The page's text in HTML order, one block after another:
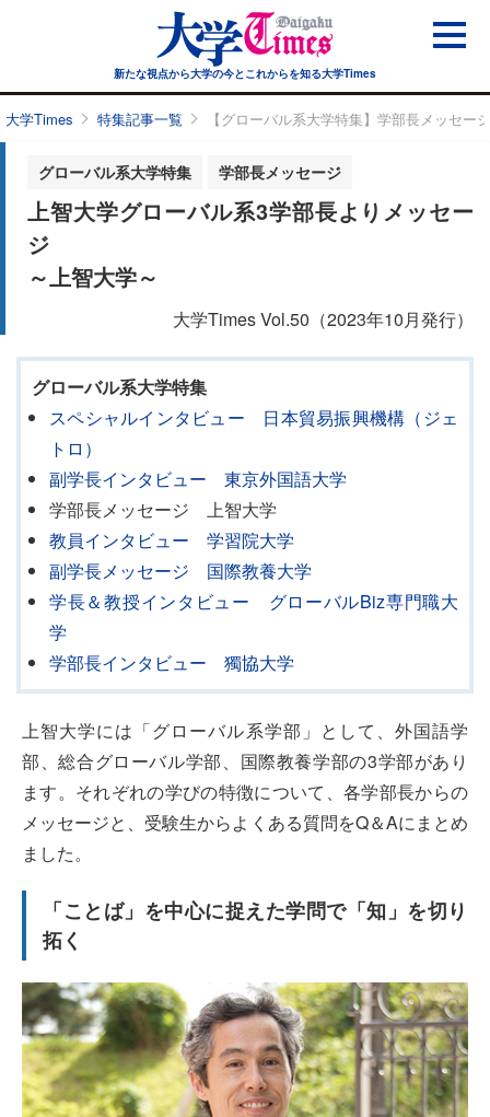
新たな視点から大学の今とこれからを知る大学Times
大学Times 特集記事一覧 【グローバル系大学特集】学部長メッセ
グローバル系大学特集 学部長メッセージ
上智大学グローバル系3学部長よりメッセー
ジ
～上智大学～
大学Times Vol.50（2023年10月発行）
グローバル系大学特集
スペシャルインタビュー 日本貿易振興機構（ジェ
トロ）
副学長インタビュー 東京外国語大学
学部長メッセージ 上智大学
教員インタビュー 学習院大学
副学長メッセージ 国際教養大学
学長＆教授インタビュー グローバルBiz専門職大
学
学部長インタビュー 獨協大学
上智大学には「グローバル系学部」として、外国語学
部、総合グローバル学部、国際教養学部の3学部があり
ます。それぞれの学びの特徴について、各学部長からの
メッセージと、受験生からよくある質問をQ＆Aにまとめ
ました。
「ことば」を中心に捉えた学問で「知」を切り
拓く